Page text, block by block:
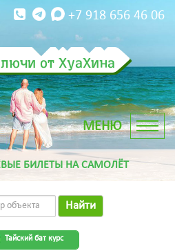
от ХуаХина
+7 918 656 46 06
БИЛЕТЫ НА САМОЛЁТ
Найти
Тайский бат курс